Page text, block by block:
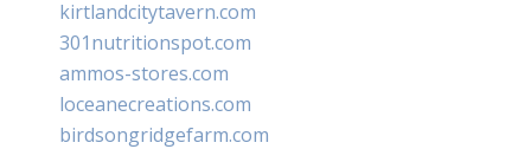
kirtlandcitytavern.com
301nutritionspot.com
ammos-stores.com
loceanecreations.com
birdsongridgefarm.com